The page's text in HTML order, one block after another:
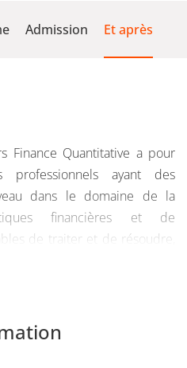
Admission Et après
Finance Quantitative a pour
ayant des
dans le domaine de la
financières et de
de traiter et de résoudre,
des problèmes complexes
de pointe dans les trois
le site de Grenoble IAE.